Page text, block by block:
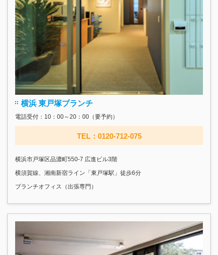
横浜 東戸塚ブランチ
電話受付：10：00～20：00（要予約）
TEL：0120-712-075
横浜市戸塚区品濃町550-7 広進ビル3階
横須賀線、湘南新宿ライン「東戸塚駅」徒歩6分
ブランチオフィス（出張専門）